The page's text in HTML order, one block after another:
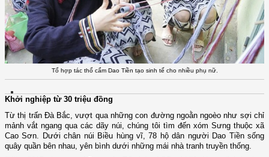
Tổ hợp tác thổ cẩm Dao Tiền tạo sinh tế cho nhiều phụ nữ.
Khởi nghiệp từ 30 triệu đồng
Từ thị trấn Đà Bắc, vượt qua những con đường ngoằn ngoèo như sợi chỉ
mảnh vắt ngang qua các dãy núi, chúng tôi tìm đến xóm Sưng thuộc xã
Cao Sơn. Dưới chân núi Biều hùng vĩ, 78 hộ dân người Dao Tiền sống
quây quần bên nhau, yên bình dưới những mái nhà tranh truyền thống.